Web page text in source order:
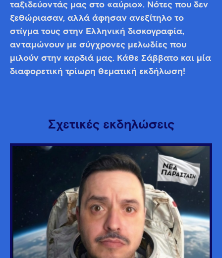
ταξιδεύοντάς μας στο «αύριο». Νότες που δεν
ξεθώριασαν, αλλά άφησαν ανεξίτηλο το
στίγμα τους στην Ελληνική δισκογραφία,
ανταμώνουν με σύγχρονες μελωδίες που
μιλούν στην καρδιά μας. Κάθε Σάββατο και μία
διαφορετική τρίωρη θεματική εκδήλωση!
Σχετικές εκδηλώσεις